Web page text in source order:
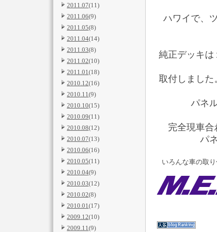
2011.07(11)
2011.06(9)
2011.05(8)
2011.04(14)
2011.03(8)
2011.02(10)
2011.01(18)
2010.12(16)
2010.11(9)
2010.10(15)
2010.09(11)
2010.08(12)
2010.07(13)
2010.06(16)
2010.05(11)
2010.04(9)
2010.03(12)
2010.02(8)
2010.01(17)
2009.12(10)
2009.11(9)
ハワイで、
純正デッキは
取付しました
パネ
完全現車
パ
いろんな車の取